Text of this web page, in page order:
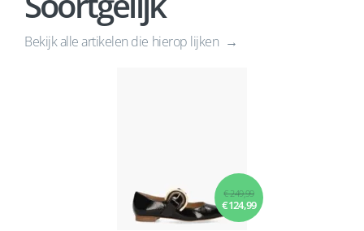
Bekijk alle artikelen die hierop lijken
€ 249,99
€ 124,99